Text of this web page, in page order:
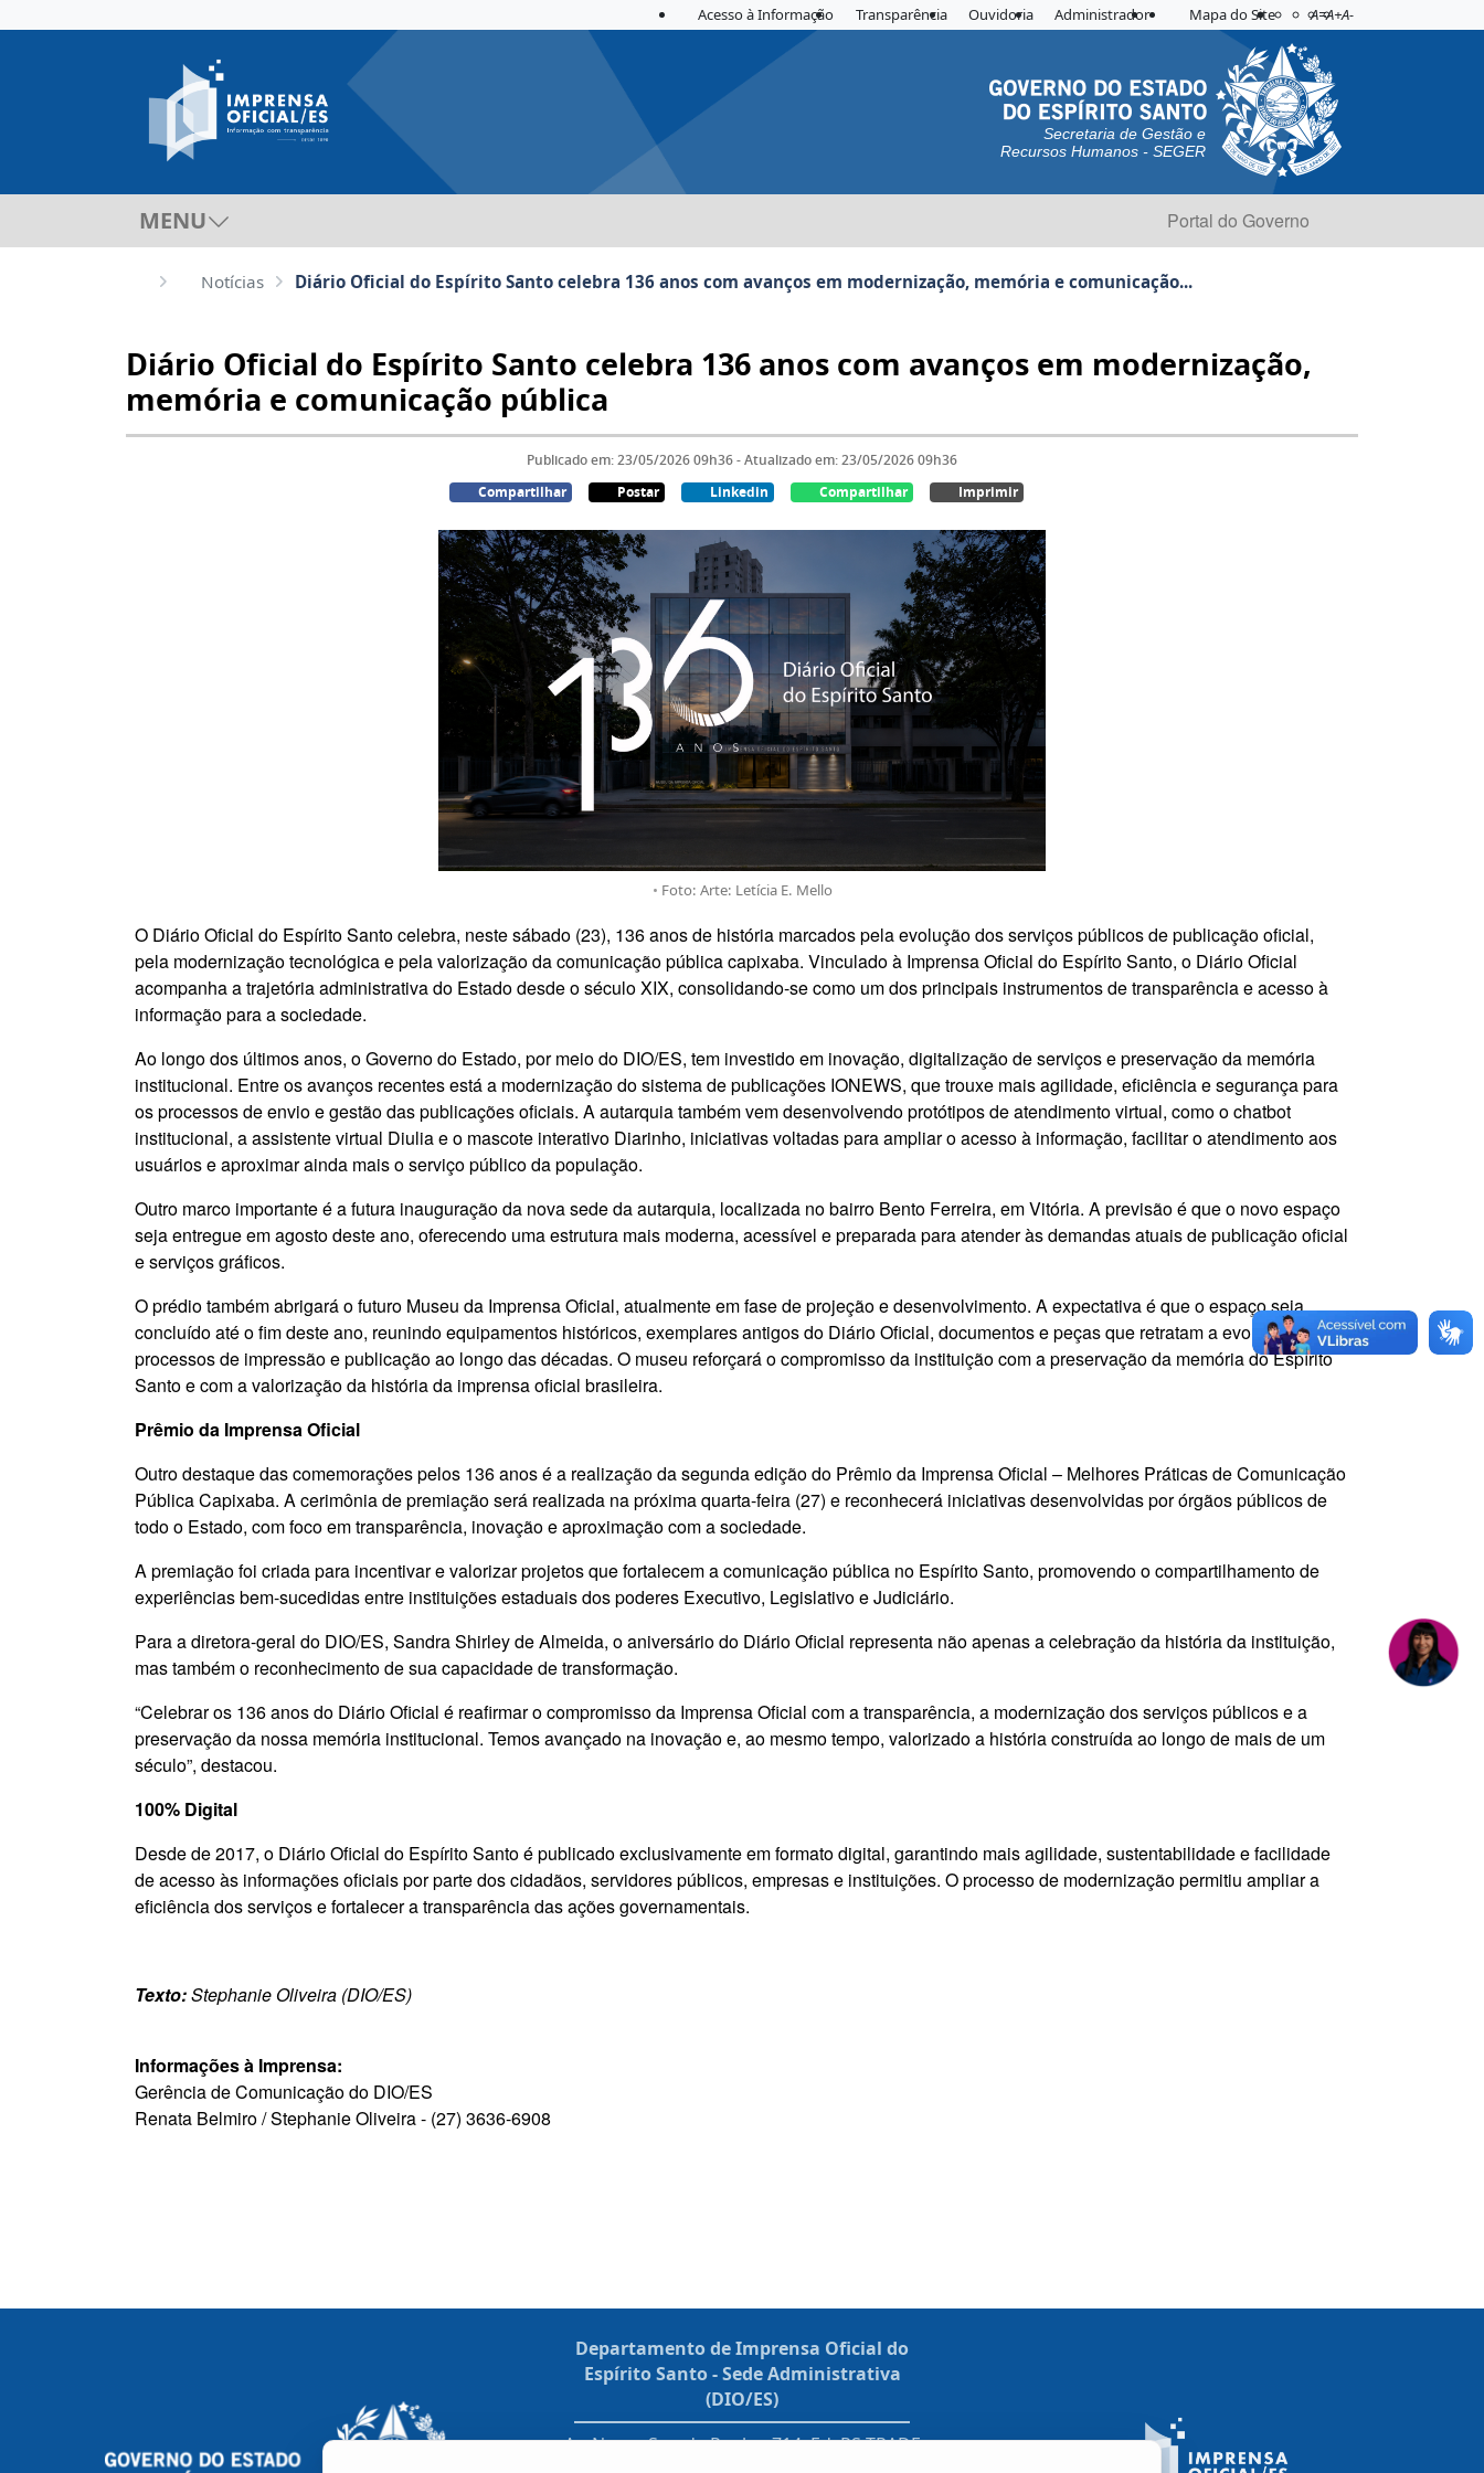
Acesso à Informação Transparência Ouvidoria Administrador Mapa do Site Acessibilidade
Aplicar contraste
A=A+A-
Secretaria de Gestão e
Recursos Humanos - SEGER
MENU Portal do Governo
Notícias Diário Oficial do Espírito Santo celebra 136 anos com avanços em modernização, memória e comunicação...
Diário Oficial do Espírito Santo celebra 136 anos com avanços em modernização,
memória e comunicação pública
Publicado em: 23/05/2026 09h36 - Atualizado em: 23/05/2026 09h36
Compartilhar
Postar Linkedin Compartilhar Imprimir
Foto: Arte: Letícia E. Mello
O Diário Oficial do Espírito Santo celebra, neste sábado (23), 136 anos de história marcados pela evolução dos serviços públicos de publicação oficial,
pela modernização tecnológica e pela valorização da comunicação pública capixaba. Vinculado à Imprensa Oficial do Espírito Santo, o Diário Oficial
acompanha a trajetória administrativa do Estado desde o século XIX, consolidando-se como um dos principais instrumentos de transparência e acesso à
informação para a sociedade.
Ao longo dos últimos anos, o Governo do Estado, por meio do DIO/ES, tem investido em inovação, digitalização de serviços e preservação da memória
institucional. Entre os avanços recentes está a modernização do sistema de publicações IONEWS, que trouxe mais agilidade, eficiência e segurança para
os processos de envio e gestão das publicações oficiais. A autarquia também vem desenvolvendo protótipos de atendimento virtual, como o chatbot
institucional, a assistente virtual Diulia e o mascote interativo Diarinho, iniciativas voltadas para ampliar o acesso à informação, facilitar o atendimento aos
usuários e aproximar ainda mais o serviço público da população.
Outro marco importante é a futura inauguração da nova sede da autarquia, localizada no bairro Bento Ferreira, em Vitória. A previsão é que o novo espaço
seja entregue em agosto deste ano, oferecendo uma estrutura mais moderna, acessível e preparada para atender às demandas atuais de publicação oficial
e serviços gráficos.
O prédio também abrigará o futuro Museu da Imprensa Oficial, atualmente em fase de projeção e desenvolvimento. A expectativa é que o espaço seja
concluído até o fim deste ano, reunindo equipamentos históricos, exemplares antigos do Diário Oficial, documentos e peças que retratam a evolução dos
processos de impressão e publicação ao longo das décadas. O museu reforçará o compromisso da instituição com a preservação da memória do Espírito
Santo e com a valorização da história da imprensa oficial brasileira.
Prêmio da Imprensa Oficial
Outro destaque das comemorações pelos 136 anos é a realização da segunda edição do Prêmio da Imprensa Oficial – Melhores Práticas de Comunicação
Pública Capixaba. A cerimônia de premiação será realizada na próxima quarta-feira (27) e reconhecerá iniciativas desenvolvidas por órgãos públicos de
todo o Estado, com foco em transparência, inovação e aproximação com a sociedade.
A premiação foi criada para incentivar e valorizar projetos que fortalecem a comunicação pública no Espírito Santo, promovendo o compartilhamento de
experiências bem-sucedidas entre instituições estaduais dos poderes Executivo, Legislativo e Judiciário.
Para a diretora-geral do DIO/ES, Sandra Shirley de Almeida, o aniversário do Diário Oficial representa não apenas a celebração da história da instituição,
mas também o reconhecimento de sua capacidade de transformação.
“Celebrar os 136 anos do Diário Oficial é reafirmar o compromisso da Imprensa Oficial com a transparência, a modernização dos serviços públicos e a
preservação da nossa memória institucional. Temos avançado na inovação e, ao mesmo tempo, valorizado a história construída ao longo de mais de um
século”, destacou.
100% Digital
Desde de 2017, o Diário Oficial do Espírito Santo é publicado exclusivamente em formato digital, garantindo mais agilidade, sustentabilidade e facilidade
de acesso às informações oficiais por parte dos cidadãos, servidores públicos, empresas e instituições. O processo de modernização permitiu ampliar a
eficiência dos serviços e fortalecer a transparência das ações governamentais.
Texto:Stephanie Oliveira (DIO/ES)
Informações à Imprensa:
Gerência de Comunicação do DIO/ES
Renata Belmiro / Stephanie Oliveira - (27) 3636-6908
Departamento de Imprensa Oficial do
Espírito Santo - Sede Administrativa
(DIO/ES)
Av. Nossa Sra. da Penha, 714, Ed. RS TRADE